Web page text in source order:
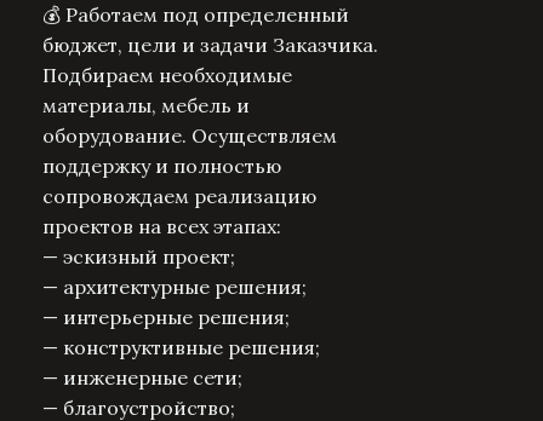
💰 Работаем под определенный
бюджет, цели и задачи Заказчика.
Подбираем необходимые
материалы, мебель и
оборудование. Осуществляем
поддержку и полностью
сопровождаем реализацию
проектов на всех этапах:
— эскизный проект;
— архитектурные решения;
— интерьерные решения;
— конструктивные решения;
— инженерные сети;
— благоустройство;